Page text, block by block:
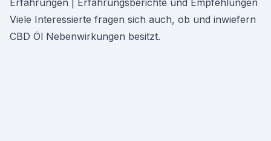
Erfahrungen | Erfahrungsberichte und Empfehlungen
Viele Interessierte fragen sich auch, ob und inwiefern
CBD Öl Nebenwirkungen besitzt.